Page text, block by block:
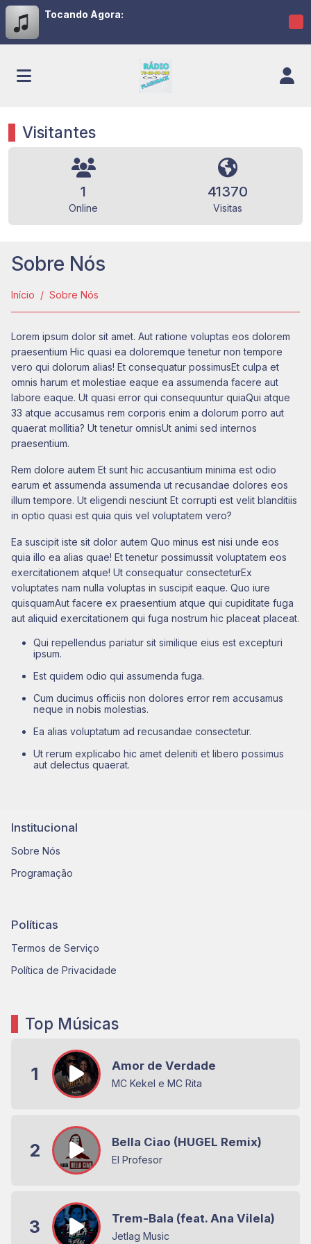
Tocando Agora:
Visitantes
1
Online
41370
Visitas
Sobre Nós
Início Sobre Nós
Lorem ipsum dolor sit amet. Aut ratione voluptas eos dolorem
praesentium Hic quasi ea doloremque tenetur non tempore
vero qui dolorum alias! Et consequatur possimusEt culpa et
omnis harum et molestiae eaque ea assumenda facere aut
labore eaque. Ut quasi error qui consequuntur quiaQui atque
33 atque accusamus rem corporis enim a dolorum porro aut
quaerat mollitia? Ut tenetur omnisUt animi sed internos
praesentium.
Rem dolore autem Et sunt hic accusantium minima est odio
earum et assumenda assumenda ut recusandae dolores eos
illum tempore. Ut eligendi nesciunt Et corrupti est velit blanditiis
in optio quasi est quia quis vel voluptatem vero?
Ea suscipit iste sit dolor autem Quo minus est nisi unde eos
quia illo ea alias quae! Et tenetur possimussit voluptatem eos
exercitationem atque! Ut consequatur consecteturEx
voluptates nam nulla voluptas in suscipit eaque. Quo iure
quisquamAut facere ex praesentium atque qui cupiditate fuga
aut aliquid exercitationem qui fuga nostrum hic placeat placeat.
Qui repellendus pariatur sit similique eius est excepturi
ipsum.
Est quidem odio qui assumenda fuga.
Cum ducimus officiis non dolores error rem accusamus
neque in nobis molestias.
Ea alias voluptatum ad recusandae consectetur.
Ut rerum explicabo hic amet deleniti et libero possimus
aut delectus quaerat.
Institucional
Sobre Nós
Programação
Políticas
Termos de Serviço
Política de Privacidade
Top Músicas
1 Amor de Verdade
MC Kekel e MC Rita
2 Bella Ciao (HUGEL Remix)
El Profesor
3 Trem-Bala (feat. Ana Vilela)
Jetlag Music